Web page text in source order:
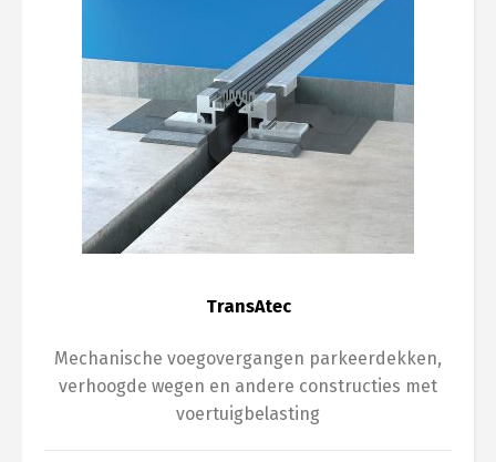
TransAtec
Mechanische voegovergangen parkeerdekken,
verhoogde wegen en andere constructies met
voertuigbelasting